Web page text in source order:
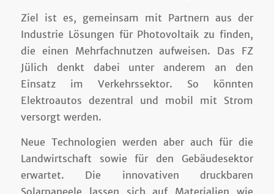
Ziel ist es, gemeinsam mit Partnern aus der
Industrie Lösungen für Photovoltaik zu finden,
die einen Mehrfachnutzen aufweisen. Das FZ
Jülich denkt dabei unter anderem an den
Einsatz im Verkehrssektor. So könnten
Elektroautos dezentral und mobil mit Strom
versorgt werden.
Neue Technologien werden aber auch für die
Landwirtschaft sowie für den Gebäudesektor
erwartet. Die innovativen druckbaren